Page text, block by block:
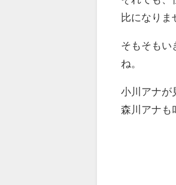
比になりま
そもそもい
ね。
小川アナが
森川アナも